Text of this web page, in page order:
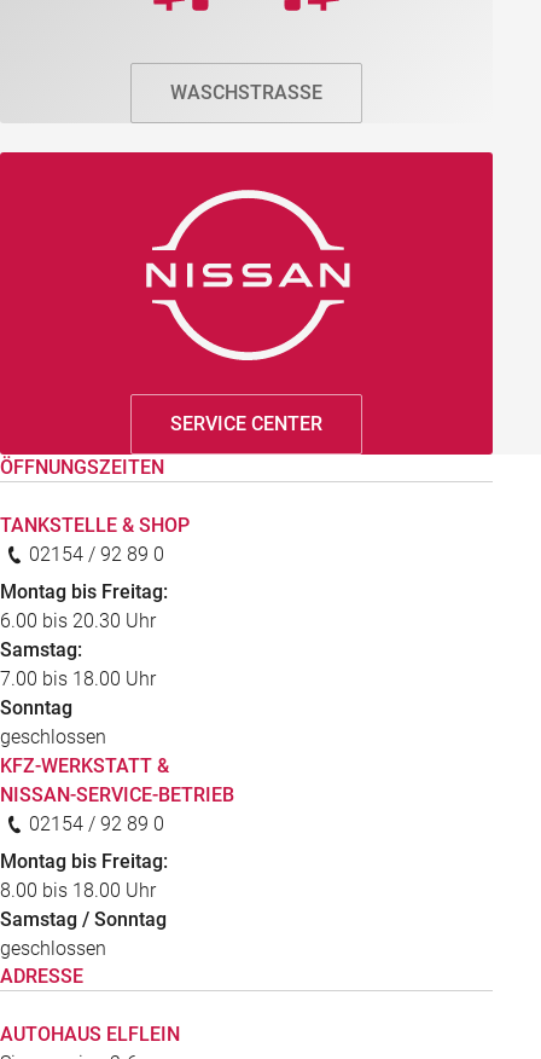
WASCHSTRASSE
SERVICE CENTER
ÖFFNUNGSZEITEN
TANKSTELLE & SHOP
02154 / 92 89 0
Montag bis Freitag:
6.00 bis 20.30 Uhr
Samstag:
7.00 bis 18.00 Uhr
Sonntag
geschlossen
KFZ-WERKSTATT &
NISSAN-SERVICE-BETRIEB
02154 / 92 89 0
Montag bis Freitag:
8.00 bis 18.00 Uhr
Samstag / Sonntag
geschlossen
ADRESSE
AUTOHAUS ELFLEIN